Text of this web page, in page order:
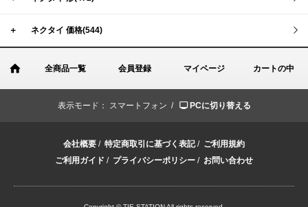
＋ ネクタイ 価格(544)
全商品一覧 会員登録 マイページ カートの中
表示モード： スマートフォン / PCに切り替える
会社概要 / 特定商取引に基づく表記/ ご利用規約
ご利用ガイド / プライバシーポリシー / お問い合わせ